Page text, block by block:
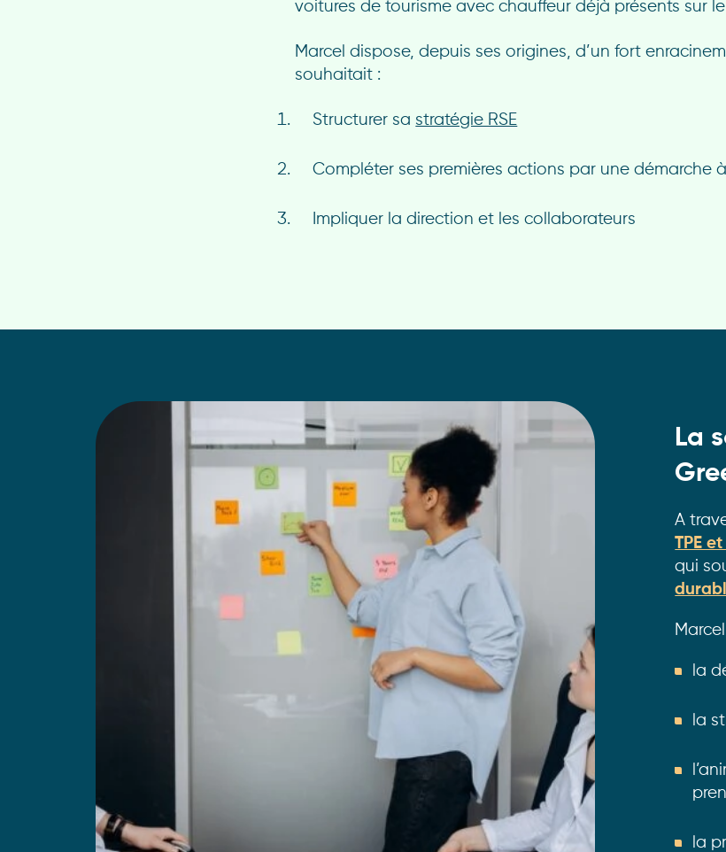
voitures de tourisme avec chauffeur déjà présents sur
Marcel dispose, depuis ses origines, d’un fort
souhaitait :
Structurer sa stratégie RSE
Compléter ses premières actions par une démarche
Impliquer la direction et les collaborateurs
La
A
TPE et
qui
la
la
la